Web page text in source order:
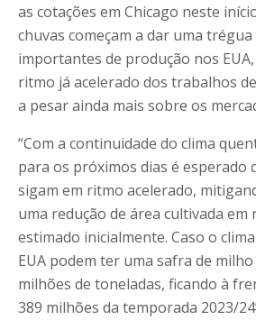
as cotações em Chicago neste
chuvas começam a dar uma
importantes de produção nos
ritmo já acelerado dos trabalhos
a pesar ainda mais sobre os
“Com a continuidade do clima
para os próximos dias é esperado
sigam em ritmo acelerado,
uma redução de área cultivada em
estimado inicialmente. Caso o
EUA podem ter uma safra de
milhões de toneladas, ficando à
389 milhões da temporada 2023/